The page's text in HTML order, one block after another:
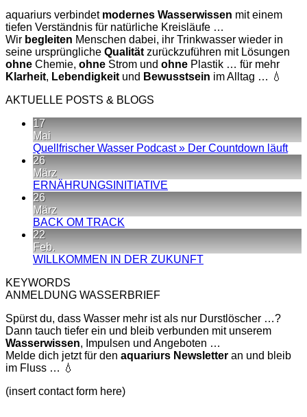
CHF 52.00CHF 45.00.
aquariurs verbindet modernes Wasserwissen mit einem
tiefen Verständnis für natürliche Kreisläufe …
Wir begleiten Menschen dabei, ihr Trinkwasser wieder in
seine ursprüngliche Qualität zurückzuführen mit Lösungen
ohne Chemie, ohne Strom und ohne Plastik … für mehr
Klarheit, Lebendigkeit und Bewusstsein im Alltag … 💧
AKTUELLE POSTS & BLOGS
17
Mai
Quellfrischer Wasser Podcast » Der Countdown läuft
26
März
ERNÄHRUNGSINITIATIVE
26
März
BACK OM TRACK
BACK
22
Feb.
WILLKOMMEN IN DER ZUKUNFTKeine
DER
ZUKUNFT
KEYWORDS
ANMELDUNG WASSERBRIEF
Spürst du, dass Wasser mehr ist als nur Durstlöscher …?
Dann tauch tiefer ein und bleib verbunden mit unserem
Wasserwissen, Impulsen und Angeboten …
Melde dich jetzt für den aquariurs Newsletter an und bleib
im Fluss … 💧
(insert contact form here)